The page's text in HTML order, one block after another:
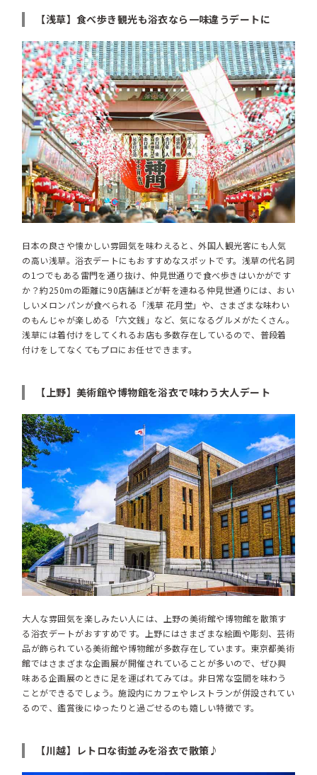
【浅草】食べ歩き観光も浴衣なら一味違うデートに
日本の良さや懐かしい雰囲気を味わえると、外国人観光客にも人気
の高い浅草。浴衣デートにもおすすめなスポットです。浅草の代名詞
の1つでもある雷門を通り抜け、仲見世通りで食べ歩きはいかがです
か？約250mの距離に90店舗ほどが軒を連ねる仲見世通りには、おい
しいメロンパンが食べられる「浅草 花月堂」や、さまざまな味わい
のもんじゃが楽しめる「六文銭」など、気になるグルメがたくさん。
浅草には着付けをしてくれるお店も多数存在しているので、普段着
付けをしてなくてもプロにお任せできます。
【上野】美術館や博物館を浴衣で味わう大人デート
大人な雰囲気を楽しみたい人には、上野の美術館や博物館を散策す
る浴衣デートがおすすめです。上野にはさまざまな絵画や彫刻、芸術
品が飾られている美術館や博物館が多数存在しています。東京都美術
館ではさまざまな企画展が開催されていることが多いので、ぜひ興
味ある企画展のときに足を運ばれてみては。非日常な空間を味わう
ことができるでしょう。施設内にカフェやレストランが併設されてい
るので、鑑賞後にゆったりと過ごせるのも嬉しい特徴です。
【川越】レトロな街並みを浴衣で散策♪